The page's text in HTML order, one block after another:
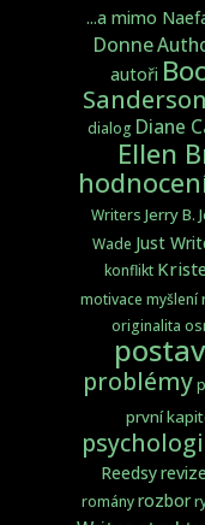
...a mimo
Donne
autoři
Sanderson
dialog Diane
Ellen
Writers Jerry B.
Wade Just
konflikt
motivace myšlení
originalita
problémy
první
Reedsyrevize
rományrozbor